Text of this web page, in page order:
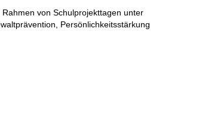
von Schulprojekttagen unter
Persönlichkeitsstärkung